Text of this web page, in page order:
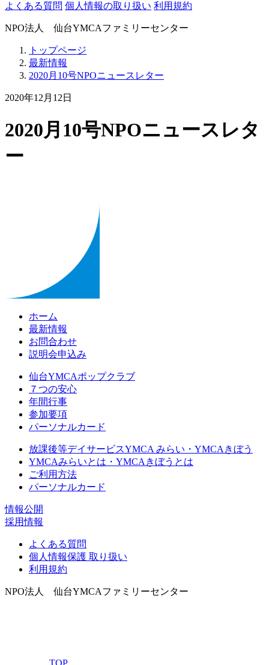
よくある質問 個人情報の取り扱い 利用規約
NPO法人 仙台YMCAファミリーセンター
トップページ
最新情報
2020月10号NPOニュースレター
2020年12月12日
2020月10号NPOニュースレタ
ー
ホーム
最新情報
お問合わせ
説明会申込み
仙台YMCAポップクラブ
７つの安心
年間行事
参加要項
パーソナルカード
放課後等デイサービスYMCA みらい・YMCAきぼう
YMCAみらいとは・YMCAきぼうとは
ご利用方法
パーソナルカード
情報公開
採用情報
よくある質問
個人情報保護 取り扱い
利用規約
NPO法人 仙台YMCAファミリーセンター
TOP